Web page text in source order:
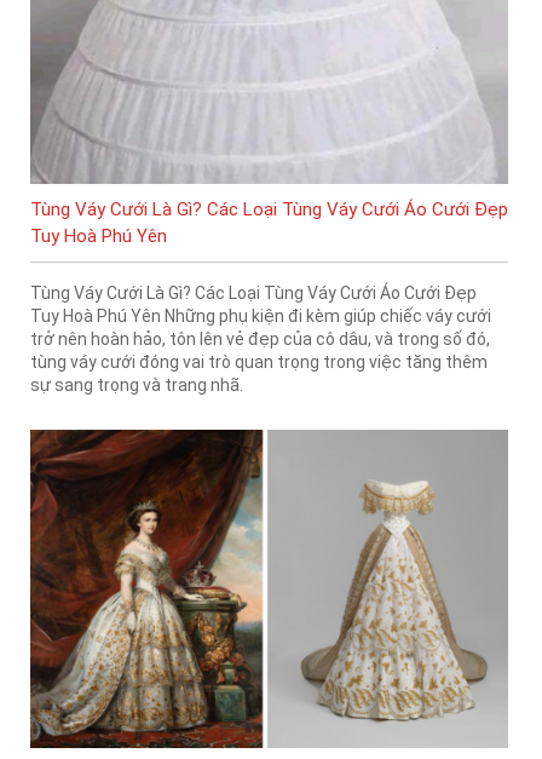
Tùng Váy Cưới Là Gì? Các Loại Tùng Váy Cưới Áo Cưới Đẹp
Tuy Hoà Phú Yên
Tùng Váy Cưới Là Gì? Các Loại Tùng Váy Cưới Áo Cưới Đẹp
Tuy Hoà Phú Yên Những phụ kiện đi kèm giúp chiếc váy cưới
trở nên hoàn hảo, tôn lên vẻ đẹp của cô dâu, và trong số đó,
tùng váy cưới đóng vai trò quan trọng trong việc tăng thêm
sự sang trọng và trang nhã.